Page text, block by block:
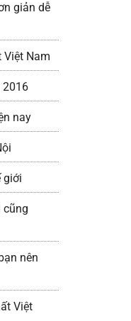
giản dễ
Việt Nam
2016
nay
giới
cũng
nên
Việt